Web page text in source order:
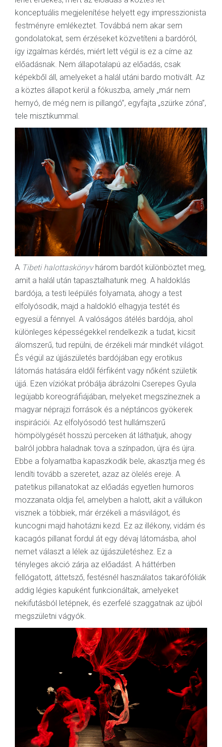
konceptuális megjelenítése helyett egy impresszionista
festményre emlékeztet. Továbbá nem akar sem
gondolatokat, sem érzéseket közvetíteni a bardóról,
így izgalmas kérdés, miért lett végül is ez a címe az
előadásnak. Nem állapotalapú az előadás, csak
képekből áll, amelyeket a halál utáni bardo motivált. Az
a köztes állapot kerül a fókuszba, amely „már nem
hernyó, de még nem is pillangó”, egyfajta „szürke zóna”,
tele misztikummal.
A Tibeti halottaskönyvhárom bardót különböztet meg,
amit a halál után tapasztalhatunk meg. A haldoklás
bardója, a testi leépülés folyamata, ahogy a test
elfolyósodik, majd a haldokló elhagyja testét és
egyesül a fénnyel. A valóságos átélés bardója, ahol
különleges képességekkel rendelkezik a tudat, kicsit
álomszerű, tud repülni, de érzékeli már mindkét világot.
És végül az újjászületés bardójában egy erotikus
látomás hatására eldől férfiként vagy nőként születik
újjá. Ezen víziókat próbálja ábrázolni Cserepes Gyula
legújabb koreográfiájában, melyeket megszíneznek a
magyar néprajzi források és a néptáncos gyökerek
inspirációi. Az elfolyósodó test hullámszerű
hömpölygését hosszú perceken át láthatjuk, ahogy
balról jobbra haladnak tova a színpadon, újra és újra.
Ebbe a folyamatba kapaszkodik bele, akasztja meg és
lendíti tovább a szeretet, azaz az ölelés ereje. A
patetikus pillanatokat az előadás egyetlen humoros
mozzanata oldja fel, amelyben a halott, akit a vállukon
visznek a többiek, már érzékeli a másvilágot, és
kuncogni majd hahotázni kezd. Ez az illékony, vidám és
kacagós pillanat fordul át egy dévaj látomásba, ahol
nemet választ a lélek az újjászületéshez. Ez a
tényleges akció zárja az előadást. A háttérben
fellógatott, áttetsző, festésnél használatos takarófóliák
addig légies kapuként funkcionáltak, amelyeket
nekifutásból letépnek, és ezerfelé szaggatnak az újból
megszületni vágyók.